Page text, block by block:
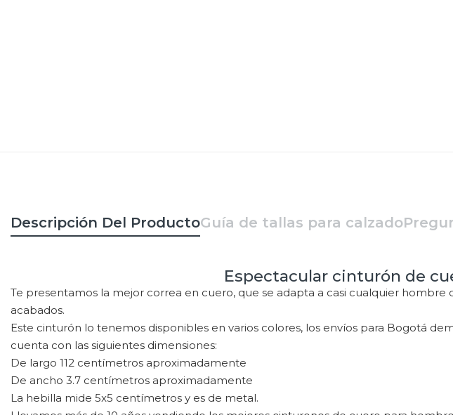
Descripción Del ProductoGuía de tallas para calzado
Espectacular cinturón de
Te presentamos la mejor correa en cuero, que se adapta a casi cualquier
acabados.
Este cinturón lo tenemos disponibles en varios colores, los envíos para Bogotá
cuenta con las siguientes dimensiones:
De largo 112 centímetros aproximadamente
De ancho 3.7 centímetros aproximadamente
La hebilla mide 5x5 centímetros y es de metal.